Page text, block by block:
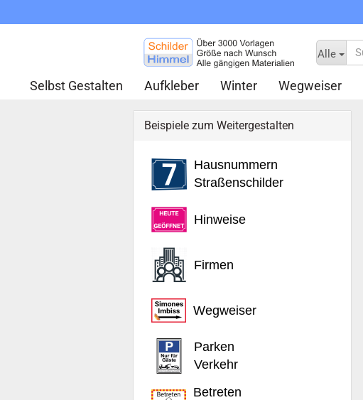
Alle
Selbst Gestalten Aufkleber Winter Wegweiser
Beispiele zum Weitergestalten
Hausnummern
Straßenschilder
Hinweise
Firmen
Wegweiser
Parken
Verkehr
Betreten